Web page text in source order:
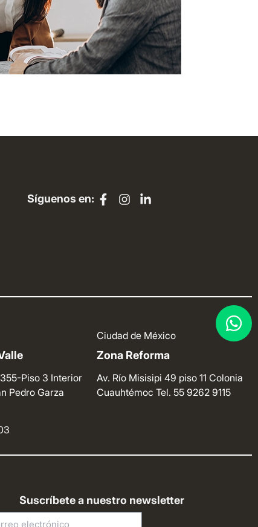
Síguenos en:
Piso 3 Interior
Pedro Garza
Ciudad de México
Zona Reforma
Av. Río Misisipi 49 piso 11 Colonia
CuauhtémocTel. 55 9262 9115
Suscríbete a nuestro newsletter